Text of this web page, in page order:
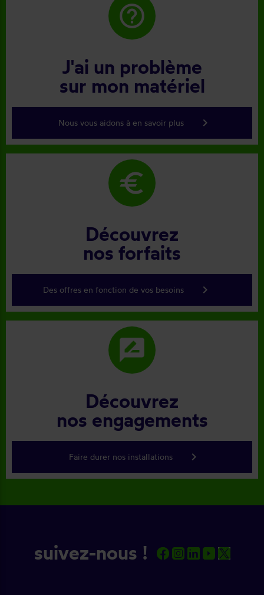
help_outline
J'ai un problème
sur mon matériel
Nous vous aidons à en savoir plus keyboard_arrow_right
euro
Découvrez
nos forfaits
Des offres en fonction de vos besoins keyboard_arrow_right
rate_review
Découvrez
nos engagements
Faire durer nos installations keyboard_arrow_right
suivez-nous !